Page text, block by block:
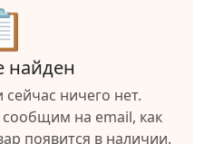
найден
ничего нет.
на email, как
появится в наличии.